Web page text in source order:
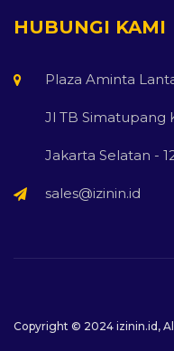
HUBUNGI KAMI
Plaza Aminta
Jl TB Simatupang
Jakarta Selatan -
sales@izinin.id
Copyright © 2024 izinin.id ,